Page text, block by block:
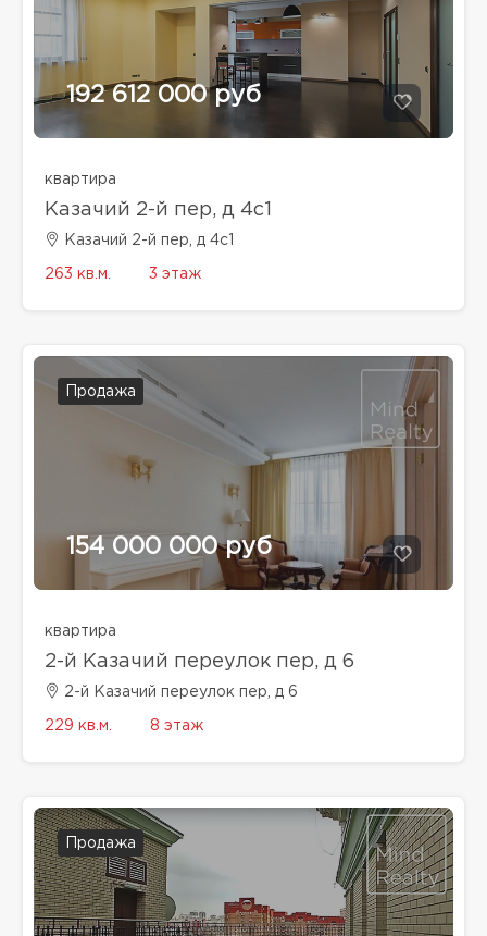
192 612 000 руб
квартира
Казачий 2-й пер, д 4с1
Казачий 2-й пер, д 4с1
263 кв.м. 3 этаж
Продажа
154 000 000 руб
квартира
2-й Казачий переулок пер, д 6
2-й Казачий переулок пер, д 6
229 кв.м. 8 этаж
Продажа